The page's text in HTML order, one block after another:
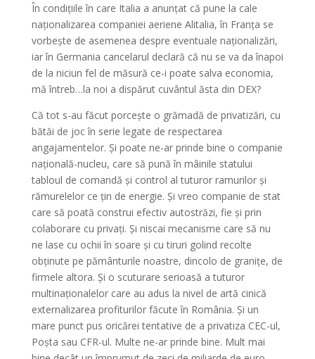
În condițiile în care Italia a anunțat că pune la cale
naționalizarea companiei aeriene Alitalia, în Franța se
vorbește de asemenea despre eventuale naționalizări,
iar în Germania cancelarul declară că nu se va da înapoi
de la niciun fel de măsură ce-i poate salva economia,
mă întreb…la noi a dispărut cuvântul ăsta din DEX?
Că tot s-au făcut porcește o grămadă de privatizări, cu
bătăi de joc în serie legate de respectarea
angajamentelor. Și poate ne-ar prinde bine o companie
națională-nucleu, care să pună în mâinile statului
tabloul de comandă și control al tuturor ramurilor și
rămurelelor ce țin de energie. Și vreo companie de stat
care să poată construi efectiv autostrăzi, fie și prin
colaborare cu privați. Și niscai mecanisme care să nu
ne lase cu ochii în soare și cu tiruri golind recolte
obținute pe pământurile noastre, dincolo de granițe, de
firmele altora. Și o scuturare serioasă a tuturor
multinaționalelor care au adus la nivel de artă cinică
externalizarea profiturilor făcute în România. Și un
mare punct pus oricărei tentative de a privatiza CEC-ul,
Poșta sau CFR-ul. Multe ne-ar prinde bine. Mult mai